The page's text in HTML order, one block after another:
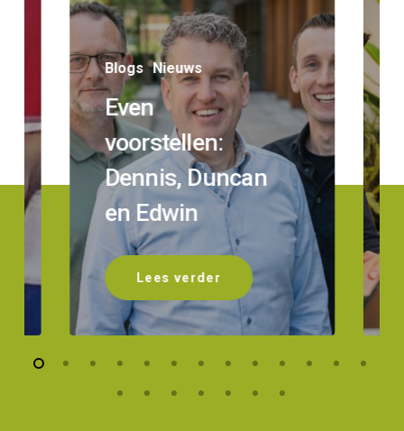
Blogs Nieuws
Even
voorstellen:
Dennis, Duncan
en Edwin
Lees verder